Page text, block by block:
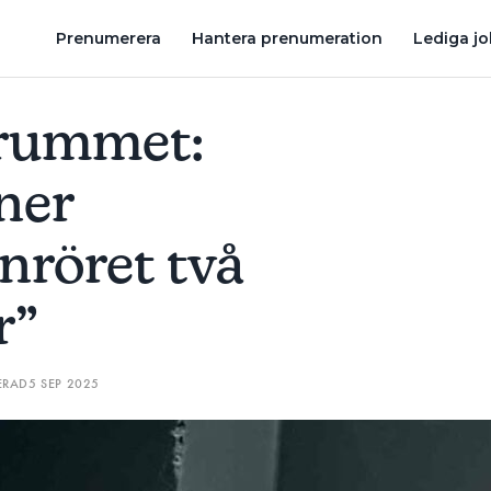
Prenumerera Hantera prenumeration Lediga
två
5 SEP 2025
CENTIMETER” ”OM DU TITULERAR DIG RÖRMOKARE SKA